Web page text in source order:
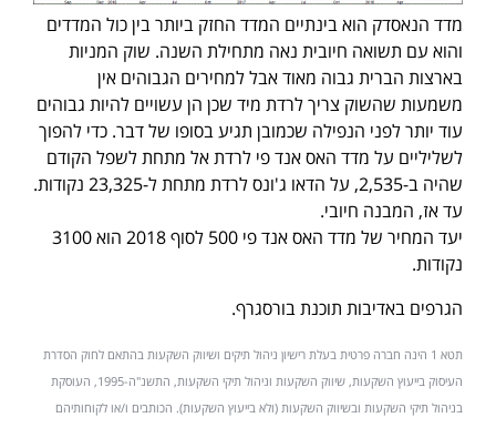
מדד הנאסדק הוא בינתיים המדד החזק ביותר בין כול המדדים
והוא עם תשואה חיובית נאה מתחילת השנה. שוק המניות
בארצות הברית גבוה מאוד אבל למחירים הגבוהים אין
משמעות שהשוק צריך לרדת מיד שכן הן עשויים להיות גבוהים
עוד יותר לפני הנפילה שכמובן תגיע בסופו של דבר. כדי להפוך
לשליליים על מדד האס אנד פי לרדת אל מתחת לשפל הקודם
שהיה ב-2,535, על הדאו ג'ונס לרדת מתחת ל-23,325 נקודות.
עד אז, המבנה חיובי.
יעד המחיר של מדד האס אנד פי 500 לסוף 2018 הוא 3100
נקודות.
הגרפים באדיבות תוכנת בורסגרף.
תטא 1 הינה חברה פרטית בעלת רישיון ניהול תיקים ושיווק השקעות בהתאם לחוק הסדרת
העיסוק בייעוץ השקעות, שיווק השקעות וניהול תיקי השקעות, התשנ"ה-1995, העוסקת
בניהול תיקי השקעות ובשיווק השקעות (ולא בייעוץ השקעות). הכותבים ו/או לקוחותיהם